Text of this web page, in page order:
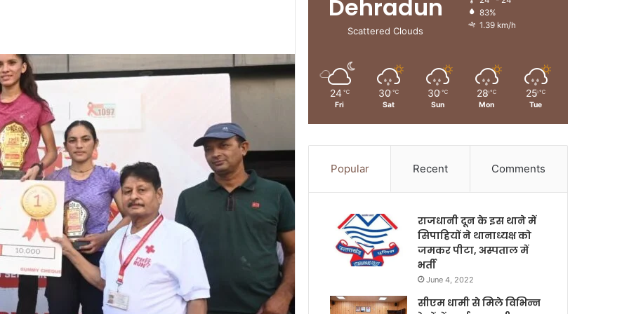
Dehradun
Scattered Clouds
83%
1.39 km/h
24 ℃
Fri
30 ℃
Sat
30 ℃
Sun
28 ℃
Mon
25 ℃
Tue
Popular Recent Comments
राजधानी दून के इस थाने में
सिपाहियों ने थानाध्यक्ष को
जमकर पीटा, अस्पताल में
भर्ती
June 4, 2022
सीएम धामी से मिले विभिन्न